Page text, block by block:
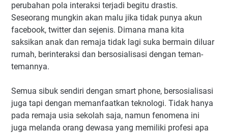
perubahan pola interaksi terjadi begitu drastis.
Seseorang mungkin akan malu jika tidak punya akun
facebook, twitter dan sejenis. Dimana mana kita
saksikan anak dan remaja tidak lagi suka bermain diluar
rumah, berinteraksi dan bersosialisasi dengan teman-
temannya.
Semua sibuk sendiri dengan smart phone, bersosialisasi
juga tapi dengan memanfaatkan teknologi. Tidak hanya
pada remaja usia sekolah saja, namun fenomena ini
juga melanda orang dewasa yang memiliki profesi apa